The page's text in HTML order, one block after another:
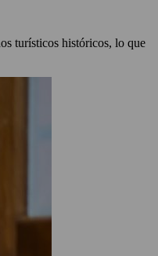
turísticos históricos, lo que